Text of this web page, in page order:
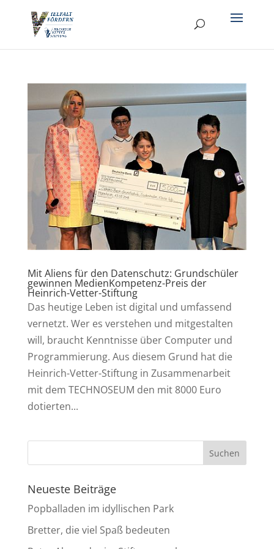
Mit Aliens für den Datenschutz: Grundschüler
gewinnen MedienKompetenz-Preis der
Heinrich-Vetter-Stiftung
Das heutige Leben ist digital und umfassend
vernetzt. Wer es verstehen und mitgestalten
will, braucht Kenntnisse über Computer und
Programmierung. Aus diesem Grund hat die
Heinrich-Vetter-Stiftung in Zusammenarbeit
mit dem TECHNOSEUM den mit 8000 Euro
dotierten...
Neueste Beiträge
Popballaden im idyllischen Park
Bretter, die viel Spaß bedeuten